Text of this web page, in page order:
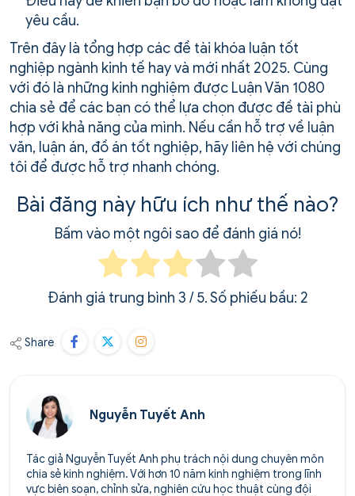
yêu cầu.
Trên đây là tổng hợp các đề tài khóa luận tốt
nghiệp ngành kinh tế hay và mới nhất 2025. Cùng
với đó là những kinh nghiệm được Luận Văn 1080
chia sẻ để các bạn có thể lựa chọn được đề tài phù
hợp với khả năng của mình. Nếu cần hỗ trợ về luận
văn, luận án, đồ án tốt nghiệp, hãy liên hệ với chúng
tôi để được hỗ trợ nhanh chóng.
Bài đăng này hữu ích như thế nào?
Bấm vào một ngôi sao để đánh giá nó!
Đánh giá trung bình 3 / 5. Số phiếu bầu: 2
Share
Nguyễn Tuyết Anh
Tác giả Nguyễn Tuyết Anh phụ trách nội dung chuyên môn
chia sẻ kinh nghiệm. Với hơn 10 năm kinh nghiệm trong lĩnh
vực biên soạn, chỉnh sửa, nghiên cứu học thuật cùng đội